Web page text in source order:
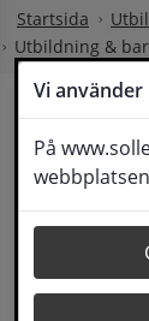
Vi
På
Startsida
Utbildning &
2026